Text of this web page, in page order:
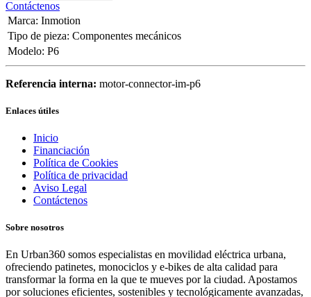
Contáctenos
Marca: Inmotion
Tipo de pieza: Componentes mecánicos
Modelo: P6
Referencia interna: motor-connector-im-p6
Enlaces útiles
Inicio
Financiación
Política de Cookies
Política de privacidad
Aviso Legal
Contáctenos
Sobre nosotros
En Urban360 somos especialistas en movilidad eléctrica urbana,
ofreciendo patinetes, monociclos y e-bikes de alta calidad para
transformar la forma en la que te mueves por la ciudad. Apostamos
por soluciones eficientes, sostenibles y tecnológicamente avanzadas,